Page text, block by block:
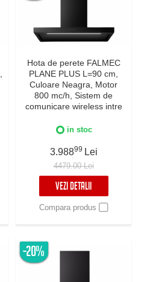
Hota de perete FALMEC
PLANE PLUS L=90 cm,
Culoare Neagra, Motor
800 mc/h, Sistem de
comunicare wireless intre
Aspiratie perimetrala,
Dynamic Control
electronic, Fabricatie Italia,
Garantie 5 ani
in stoc
3.98899 Lei
4479.00 Lei
VEZI DETALII
Compara produs
-20%